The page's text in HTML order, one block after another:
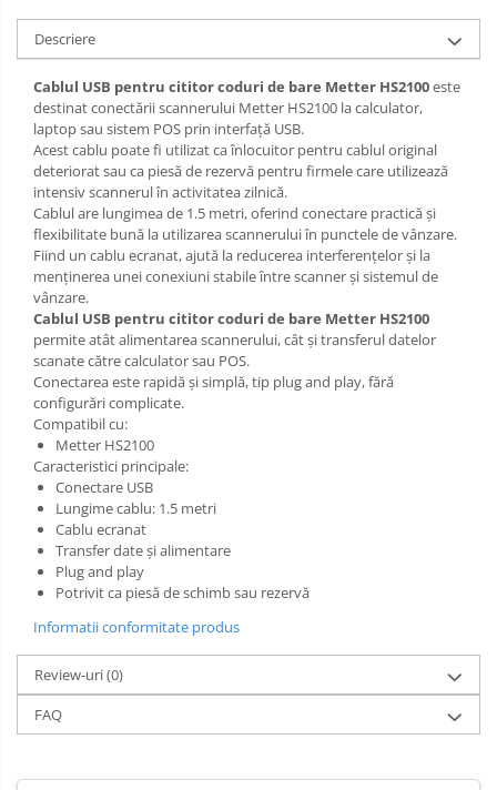
Descriere
Cablul USB pentru cititor coduri de bare Metter HS2100este
destinat conectării scannerului Metter HS2100 la calculator,
laptop sau sistem POS prin interfață USB.
Acest cablu poate fi utilizat ca înlocuitor pentru cablul original
deteriorat sau ca piesă de rezervă pentru firmele care utilizează
intensiv scannerul în activitatea zilnică.
Cablul are lungimea de 1.5 metri, oferind conectare practică și
flexibilitate bună la utilizarea scannerului în punctele de vânzare.
Fiind un cablu ecranat, ajută la reducerea interferențelor și la
menținerea unei conexiuni stabile între scanner și sistemul de
vânzare.
Cablul USB pentru cititor coduri de bare Metter HS2100
permite atât alimentarea scannerului, cât și transferul datelor
scanate către calculator sau POS.
Conectarea este rapidă și simplă, tip plug and play, fără
configurări complicate.
Compatibil cu:
Metter HS2100
Caracteristici principale:
Conectare USB
Lungime cablu: 1.5 metri
Cablu ecranat
Transfer date și alimentare
Plug and play
Potrivit ca piesă de schimb sau rezervă
Informatii conformitate produs
Review-uri(0)
FAQ